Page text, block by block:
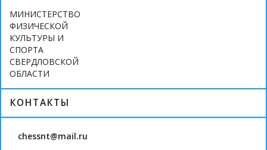
МИНИСТЕРСТВО
ФИЗИЧЕСКОЙ
КУЛЬТУРЫ И
СПОРТА
СВЕРДЛОВСКОЙ
ОБЛАСТИ
КОНТАКТЫ
chessnt@mail.ru